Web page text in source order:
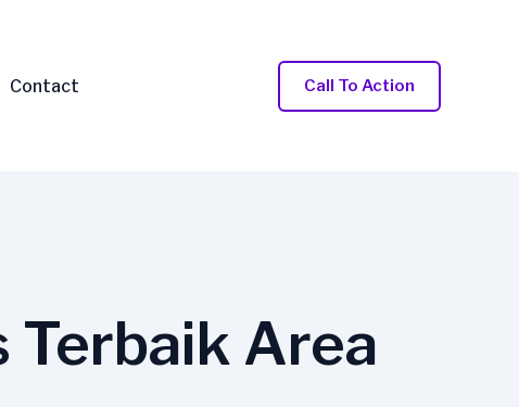
Contact Call To Action
Terbaik Area